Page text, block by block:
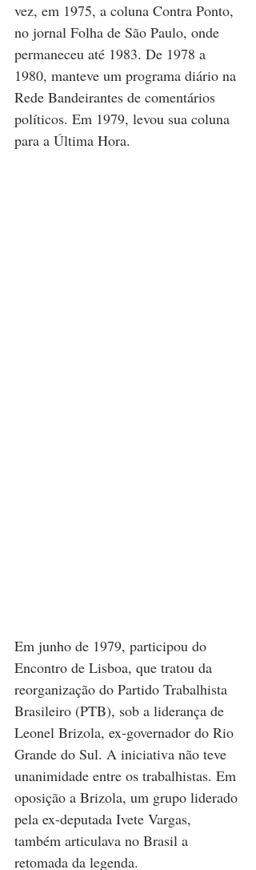
vez, em 1975, a coluna Contra Ponto,
no jornal Folha de São Paulo, onde
permaneceu até 1983. De 1978 a
1980, manteve um programa diário na
Rede Bandeirantes de comentários
políticos. Em 1979, levou sua coluna
para a Última Hora.
Em junho de 1979, participou do
Encontro de Lisboa, que tratou da
reorganização do Partido Trabalhista
Brasileiro (PTB), sob a liderança de
Leonel Brizola, ex-governador do Rio
Grande do Sul. A iniciativa não teve
unanimidade entre os trabalhistas. Em
oposição a Brizola, um grupo liderado
pela ex-deputada Ivete Vargas,
também articulava no Brasil a
retomada da legenda.